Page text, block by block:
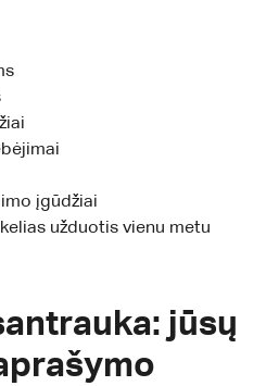
įgūdžiai
užduotis vienu metu
jūsų